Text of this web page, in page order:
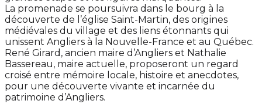
La promenade se poursuivra dans le bourg à la
découverte de l’église Saint-Martin, des origines
médiévales du village et des liens étonnants qui
unissent Angliers à la Nouvelle-France et au Québec.
René Girard, ancien maire d’Angliers et Nathalie
Bassereau, maire actuelle, proposeront un regard
croisé entre mémoire locale, histoire et anecdotes,
pour une découverte vivante et incarnée du
patrimoine d’Angliers.